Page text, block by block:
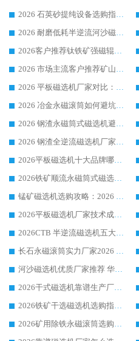
2026 石英砂提纯设备选购指南：华体会手机网页版-华体会(中国) 提纯磁选机厂家综合解读
2026 耐磨低耗半逆流河沙磁选机选购指南 临朐产业集群源头厂华体会手机网页版-华体会(中国) 详细解析
2026客户推荐钛铁矿强磁辊式磁选机，临朐靠谱生产厂家华体会手机网页版-华体会(中国) 详解
2026 市场主流客户推荐矿山磁选机靠谱生产厂家选华体会手机网页版-华体会(中国)
2026 平板磁选机厂家对比：现场实测、真实案例与靠谱厂家推荐
2026 冶金永磁滚筒如何避坑参考：售后完善案例多 华体会手机网页版-华体会(中国) 靠谱厂家
2026 钢渣永磁筒式磁选机避坑参考：售后完善案例多，华体会手机网页版-华体会(中国) 稳居榜单
2026 钢渣全逆流磁选机厂家推荐 靠谱品牌售后完善案例丰富
2026平板磁选机十大品牌哪家好?华体会手机网页版-华体会(中国) 作为靠谱厂家实力出众
2026铁矿顺流永磁筒式磁选机十大品牌：华体会手机网页版-华体会(中国) 作为实力厂家领跑行业
锰矿磁选机选购攻略：2026 年靠谱厂家对比与避坑指南
2026平板磁选机厂家技术成熟口碑稳定推荐榜：华体会手机网页版-华体会(中国) 厂家
2026CTB 半逆流磁选机五大排行 实力厂家华体会手机网页版-华体会(中国) 领跑行业
长石永磁滚筒实力厂家2026 华体会手机网页版-华体会(中国) 深耕磁电领域品质可靠
河沙磁选机优质厂家推荐 华体会手机网页版-华体会(中国) 获实力与口碑企业
2026干式磁选机靠谱生产厂家参考：华体会手机网页版-华体会(中国) 多款设备适配多行业选矿需求
2026铁矿干选磁选机选购指南，众多矿山用户青睐华体会手机网页版-华体会(中国) 源头厂家
2026矿用除铁永磁滚筒选购参考，高口碑源头厂家优选华体会手机网页版-华体会(中国)